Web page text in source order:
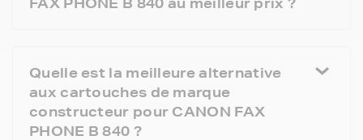
Quelle est la meilleure alternative
aux cartouches de marque
constructeur pour CANON FAX
PHONE B 840 ?